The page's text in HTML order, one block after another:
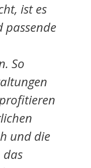
ist es
passende
So
und die
das